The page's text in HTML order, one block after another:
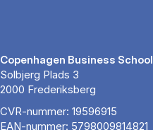
Copenhagen Business School
Solbjerg Plads 3
2000 Frederiksberg
CVR-nummer: 19596915
EAN-nummer: 5798009814821